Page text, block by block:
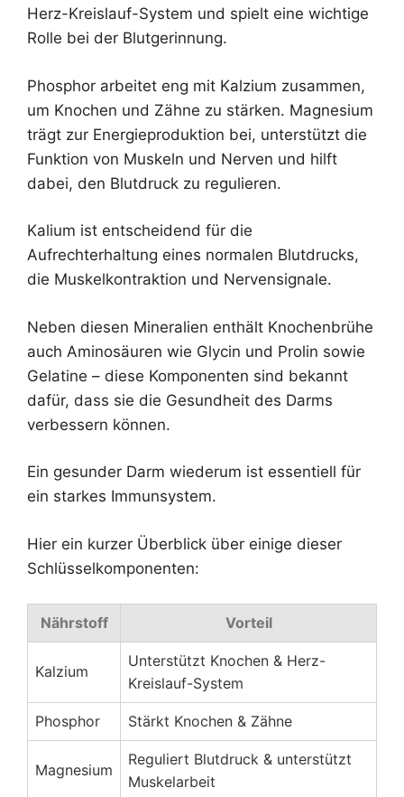
Herz-Kreislauf-System und spielt eine wichtige
Rolle bei der Blutgerinnung.
Phosphor arbeitet eng mit Kalzium zusammen,
um Knochen und Zähne zu stärken. Magnesium
trägt zur Energieproduktion bei, unterstützt die
Funktion von Muskeln und Nerven und hilft
dabei, den Blutdruck zu regulieren.
Kalium ist entscheidend für die
Aufrechterhaltung eines normalen Blutdrucks,
die Muskelkontraktion und Nervensignale.
Neben diesen Mineralien enthält Knochenbrühe
auch Aminosäuren wie Glycin und Prolin sowie
Gelatine – diese Komponenten sind bekannt
dafür, dass sie die Gesundheit des Darms
verbessern können.
Ein gesunder Darm wiederum ist essentiell für
ein starkes Immunsystem.
Hier ein kurzer Überblick über einige dieser
Schlüsselkomponenten:
Nährstoff Vorteil
Kalzium
Unterstützt Knochen & Herz-
Kreislauf-System
Phosphor Stärkt Knochen & Zähne
Magnesium
Reguliert Blutdruck & unterstützt
Muskelarbeit